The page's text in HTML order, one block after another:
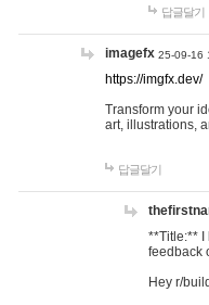
답글달기
imagefx 25-09-16
https://imgfx.dev/
Transform your
art, illustrations,
답글달기
**Title:** I
feedback
Hey r/